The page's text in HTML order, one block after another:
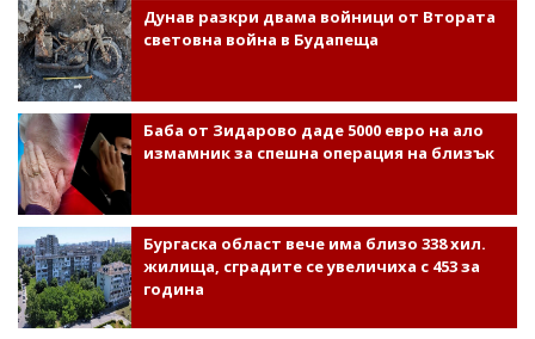
Дунав разкри двама войници от Втората
световна война в Будапеща
Баба от Зидарово даде 5000 евро на ало
измамник за спешна операция на близък
Бургаска област вече има близо 338 хил.
жилища, сградите се увеличиха с 453 за
година